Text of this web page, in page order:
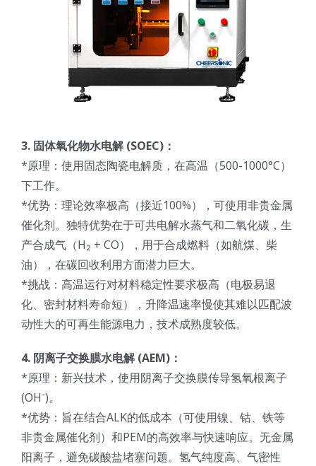
3. 固体氧化物水电解 (SOEC)：
*原理：使用固态陶瓷电解质，在高温（500-1000°C）
下工作。
*优势：理论效率极高（接近100%），可使用非贵金属
催化剂。独特优势在于可共电解水蒸气和二氧化碳，生
产合成气（H₂ + CO），用于合成燃料（如航煤、柴
油），在碳回收利用方面潜力巨大。
*挑战：高温运行对材料稳定性要求极高（电极易退
化、密封材料寿命短），升降温速率慢使其难以匹配波
动性大的可再生能源电力，技术成熟度较低。
4. 阴离子交换膜水电解 (AEM)：
*原理：新兴技术，使用阴离子交换膜传导氢氧根离子
(OH⁻)。
*优势：旨在结合ALK的低成本（可使用镍、钴、铁等
非贵金属催化剂）和PEM的高效率与快速响应。无金属
阳离子，避免碳酸盐堵塞问题。氢气纯度高、气密性